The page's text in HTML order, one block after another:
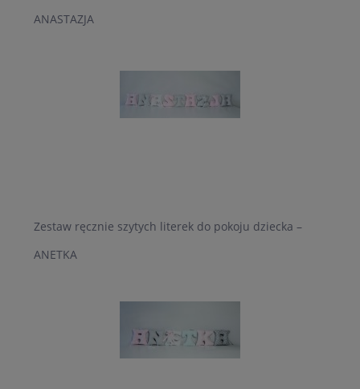
ANASTAZJA
Zestaw ręcznie szytych literek do pokoju dziecka –
ANETKA